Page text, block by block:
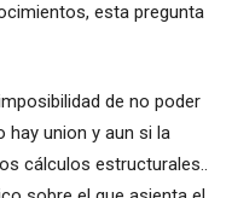
esta pregunta
de no poder
hay union y aun si la
cálculos estructurales..